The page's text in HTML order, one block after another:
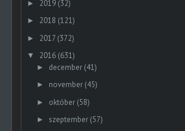
► 2019 (32)
► 2018 (121)
► 2017 (372)
▼ 2016 (631)
► december (41)
► november (45)
► október (58)
► szeptember (57)